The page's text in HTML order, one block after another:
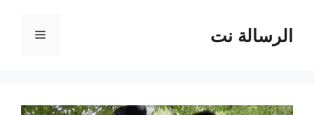
المحتوىالرسالة نت القائمة